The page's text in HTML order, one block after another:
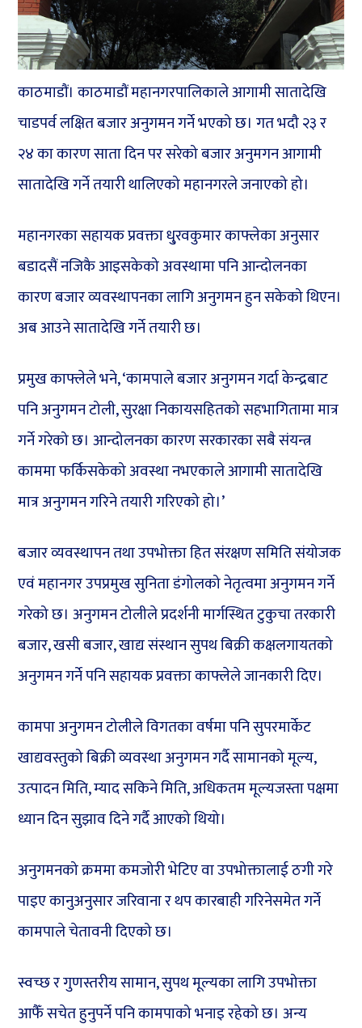
काठमाडौं। काठमाडौं महानगरपालिकाले आगामी सातादेखि
चाडपर्व लक्षित बजार अनुगमन गर्ने भएको छ। गत भदौ २३ र
२४ का कारण साता दिन पर सरेको बजार अनुमगन आगामी
सातादेखि गर्ने तयारी थालिएको महानगरले जनाएको हो।
महानगरका सहायक प्रवक्ता धु्रवकुमार काफ्लेका अनुसार
बडादसैं नजिकै आइसकेको अवस्थामा पनि आन्दोलनका
कारण बजार व्यवस्थापनका लागि अनुगमन हुन सकेको थिएन।
अब आउने सातादेखि गर्ने तयारी छ।
प्रमुख काफ्लेले भने, ‘कामपाले बजार अनुगमन गर्दा केन्द्रबाट
पनि अनुगमन टोली, सुरक्षा निकायसहितको सहभागितामा मात्र
गर्ने गरेको छ। आन्दोलनका कारण सरकारका सबै संयन्त्र
काममा फर्किसकेको अवस्था नभएकाले आगामी सातादेखि
मात्र अनुगमन गरिने तयारी गरिएको हो।’
बजार व्यवस्थापन तथा उपभोक्ता हित संरक्षण समिति संयोजक
एवं महानगर उपप्रमुख सुनिता डंगोलको नेतृत्वमा अनुगमन गर्ने
गरेको छ। अनुगमन टोलीले प्रदर्शनी मार्गस्थित टुकुचा तरकारी
बजार, खसी बजार, खाद्य संस्थान सुपथ बिक्री कक्षलगायतको
अनुगमन गर्ने पनि सहायक प्रवक्ता काफ्लेले जानकारी दिए।
कामपा अनुगमन टोलीले विगतका वर्षमा पनि सुपरमार्केट
खाद्यवस्तुको बिक्री व्यवस्था अनुगमन गर्दै सामानको मूल्य,
उत्पादन मिति, म्याद सकिने मिति, अधिकतम मूल्यजस्ता पक्षमा
ध्यान दिन सुझाव दिने गर्दै आएको थियो।
अनुगमनको क्रममा कमजोरी भेटिए वा उपभोक्तालाई ठगी गरे
पाइए कानुअनुसार जरिवाना र थप कारबाही गरिनेसमेत गर्ने
कामपाले चेतावनी दिएको छ।
स्वच्छ र गुणस्तरीय सामान, सुपथ मूल्यका लागि उपभोक्ता
आफैँ सचेत हुनुपर्ने पनि कामपाको भनाइ रहेको छ। अन्य